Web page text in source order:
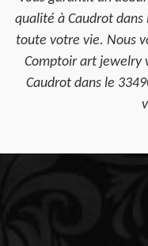
qualité à Caudrot dans
toute votre vie. Nous
Comptoir art jewelry
Caudrot dans le